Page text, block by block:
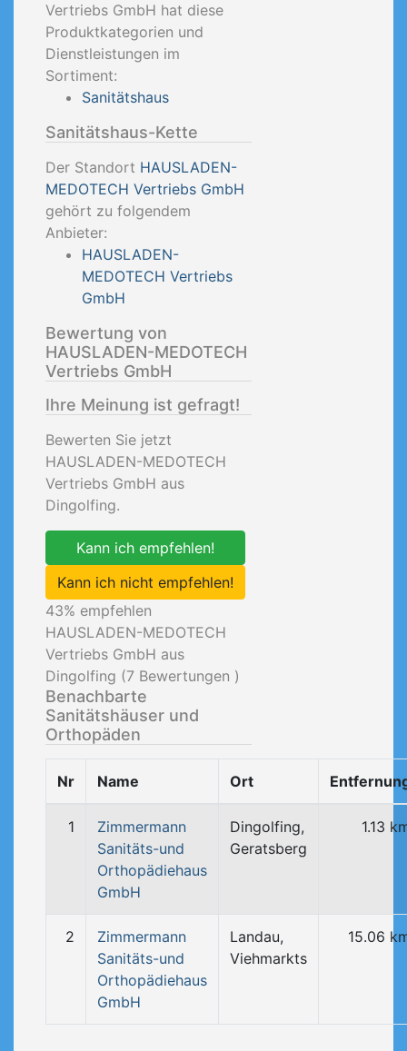
Vertriebs GmbH hat diese
Produktkategorien und
Dienstleistungen im
Sortiment:
Sanitätshaus
Sanitätshaus-Kette
Der Standort HAUSLADEN-
MEDOTECH Vertriebs GmbH
gehört zu folgendem
Anbieter:
HAUSLADEN-
MEDOTECH Vertriebs
GmbH
Bewertung von
HAUSLADEN-MEDOTECH
Vertriebs GmbH
Ihre Meinung ist gefragt!
Bewerten Sie jetzt
HAUSLADEN-MEDOTECH
Vertriebs GmbH aus
Dingolfing.
Kann ich empfehlen!
Kann ich nicht empfehlen!
43% empfehlen
HAUSLADEN-MEDOTECH
Vertriebs GmbH aus
Dingolfing (7 Bewertungen )
Benachbarte
Sanitätshäuser und
Orthopäden
Nr Name Ort
1
Zimmermann
Sanitäts-und
Orthopädiehaus
GmbH
Dingolfing,
Geratsberg
1.13
2
Zimmermann
Sanitäts-und
Orthopädiehaus
GmbH
Landau,
Viehmarkts
15.06